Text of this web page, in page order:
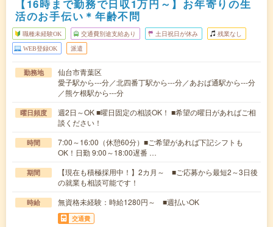
【16時まで勤務で日収1万円～】お年寄りの生
活のお手伝い＊年齢不問
職種未経験OK 交通費別途支給あり 土日祝日が休み 残業なし
WEB登録OK 派遣
勤務地
仙台市青葉区
愛子駅から---分／北四番丁駅から---分／あおば通駅から---分
／熊ケ根駅から---分
曜日頻度
週2日～OK ■曜日固定の相談OK！ ■希望の曜日があればご相
談ください！
時間
7:00～16:00（休憩60分）■ご希望があれば下記シフトも
OK！日勤 9:00～18:00遅番 …
期間
【現在も積極採用中！】2カ月～ ■ご応募から最短2～3日後
の就業も相談可能です！
時給 無資格未経験：時給1280円～ ■週払いOK
交通費